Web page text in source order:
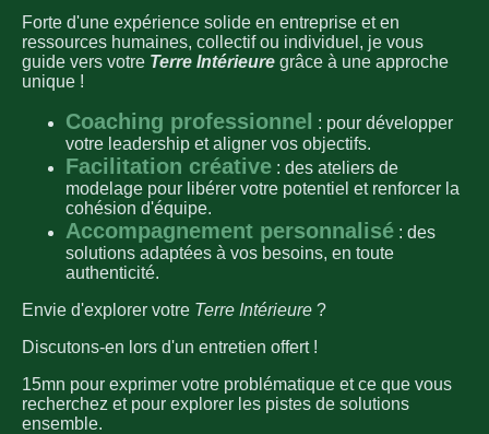
Forte d'une expérience solide en entreprise et en
ressources humaines, collectif ou individuel, je vous
guide vers votre Terre Intérieure grâce à une approche
unique !
Coaching professionnel : pour développer
votre leadership et aligner vos objectifs.
Facilitation créative : des ateliers de
modelage pour libérer votre potentiel et renforcer la
cohésion d'équipe.
Accompagnement personnalisé : des
solutions adaptées à vos besoins, en toute
authenticité.
Envie d'explorer votre Terre Intérieure ?
Discutons-en lors d'un entretien offert !
15mn pour exprimer votre problématique et ce que vous
recherchez et pour explorer les pistes de solutions
ensemble.